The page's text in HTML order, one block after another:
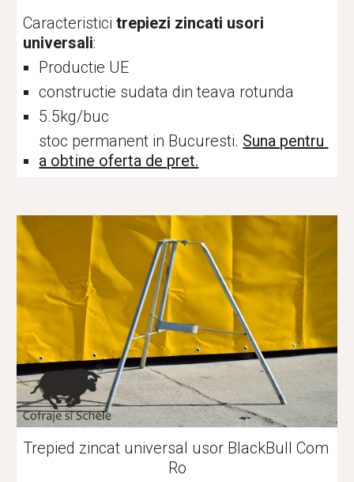
Caracteristici trepiezi zincati usori
universali:
Productie UE
constructie sudata din teava rotunda
5.5kg/buc
stoc permanent in Bucuresti. Suna pentru
a obtine oferta de pret.
Trepied zincat universal usor BlackBull Com
Ro